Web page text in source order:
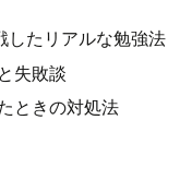
したリアルな勉強法
失敗談
ときの対処法